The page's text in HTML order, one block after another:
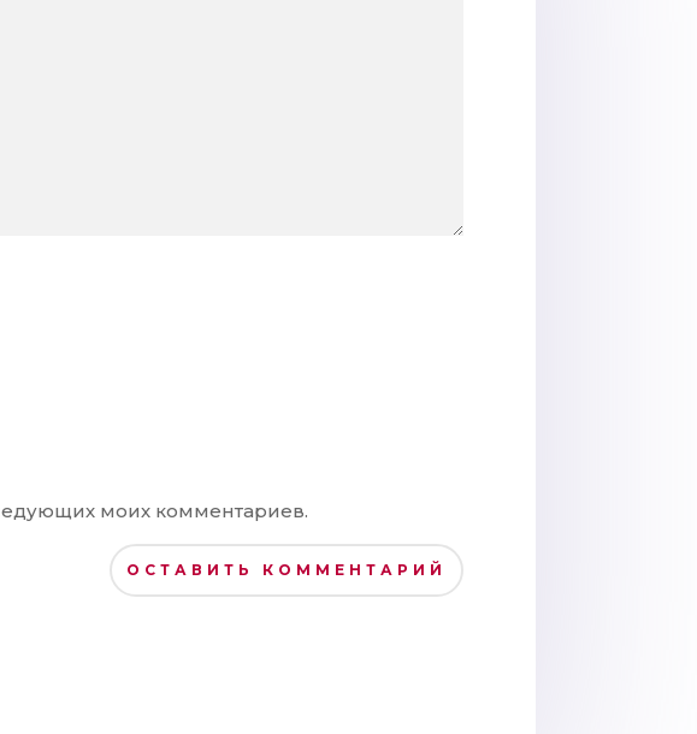
моих комментариев.
ОСТАВИТЬ КОММЕНТАРИЙ